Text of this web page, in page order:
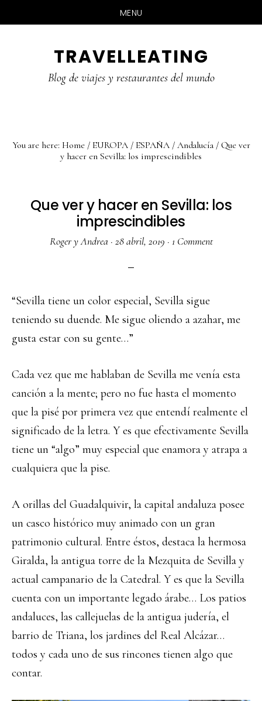
MENU
TRAVELLEATING
Blog de viajes y restaurantes del mundo
You are here: Home / EUROPA / ESPAÑA / Andalucía /Que ver
y hacer en Sevilla: los imprescindibles
Que ver y hacer en Sevilla: los
imprescindibles
Roger y Andrea· 28 abril, 2019 · 1 Comment
“Sevilla tiene un color especial, Sevilla sigue
teniendo su duende. Me sigue oliendo a azahar, me
gusta estar con su gente…”
Cada vez que me hablaban de Sevilla me venía esta
canción a la mente; pero no fue hasta el momento
que la pisé por primera vez que entendí realmente el
significado de la letra. Y es que efectivamente Sevilla
tiene un “algo” muy especial que enamora y atrapa a
cualquiera que la pise.
A orillas del Guadalquivir, la capital andaluza posee
un casco histórico muy animado con un gran
patrimonio cultural. Entre éstos, destaca la hermosa
Giralda, la antigua torre de la Mezquita de Sevilla y
actual campanario de la Catedral. Y es que la Sevilla
cuenta con un importante legado árabe… Los patios
andaluces, las callejuelas de la antigua judería, el
barrio de Triana, los jardines del Real Alcázar…
todos y cada uno de sus rincones tienen algo que
contar.